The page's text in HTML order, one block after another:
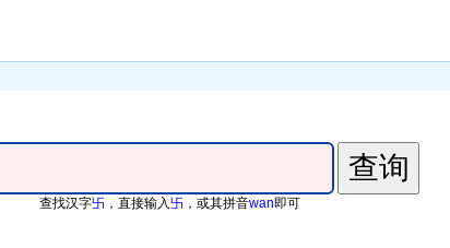
查找汉字卐 ，直接输入卐 ，或其拼音wan即可